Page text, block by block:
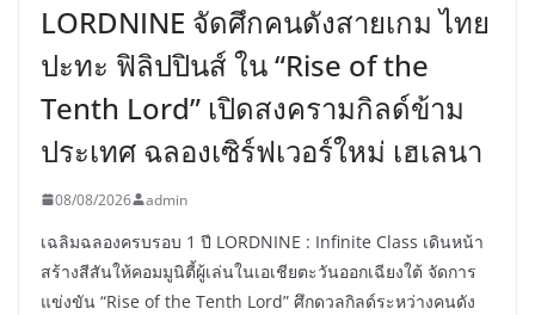
LORDNINE จัดศึกคนดังสายเกม ไทย
ปะทะ ฟิลิปปินส์ ใน “Rise of the
Tenth Lord” เปิดสงครามกิลด์ข้าม
ประเทศ ฉลองเซิร์ฟเวอร์ใหม่ เฮเลนา
08/08/2026 admin
เฉลิมฉลองครบรอบ 1 ปี LORDNINE : Infinite Class เดินหน้า
สร้างสีสันให้คอมมูนิตี้ผู้เล่นในเอเชียตะวันออกเฉียงใต้ จัดการ
แข่งขัน “Rise of the Tenth Lord” ศึกดวลกิลด์ระหว่างคนดัง